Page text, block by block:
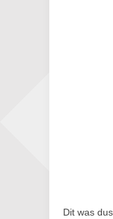
Dit was